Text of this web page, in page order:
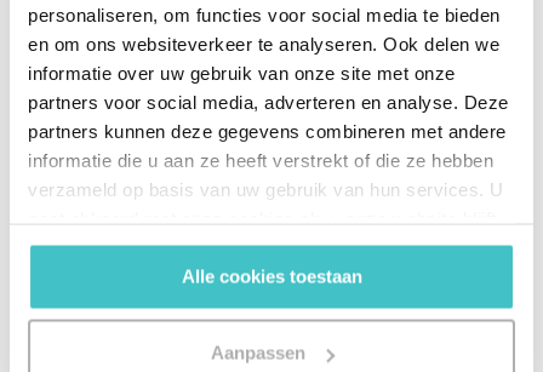
personaliseren, om functies voor social media te bieden
en om ons websiteverkeer te analyseren. Ook delen we
informatie over uw gebruik van onze site met onze
partners voor social media, adverteren en analyse. Deze
partners kunnen deze gegevens combineren met andere
informatie die u aan ze heeft verstrekt of die ze hebben
verzameld op basis van uw gebruik van hun services. U
gebruiken.
Alle cookies toestaan
Aanpassen
Is data over de zakelijke relaties van je bedrijf
mobiel genoeg om organisatiebreed
toegevoegde waarde te bieden? Ga het na aan
de hand van onze checklist.
Download Whitepaper